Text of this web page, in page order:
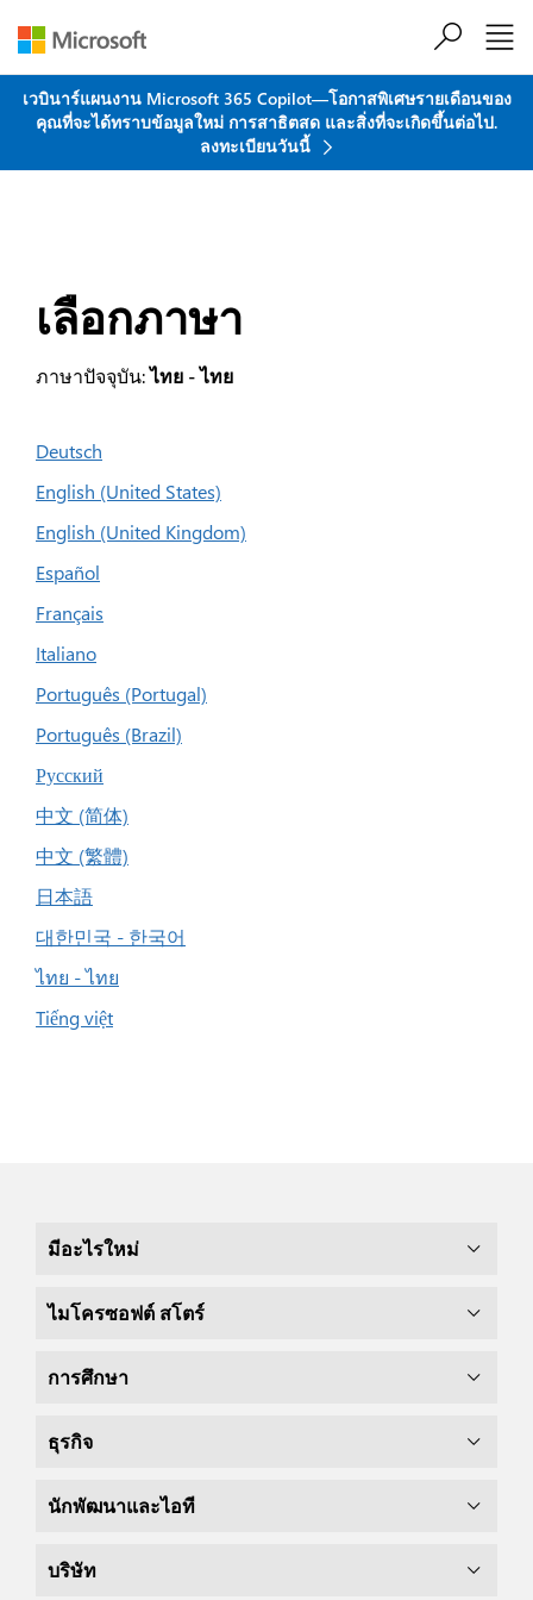
เวบินาร์แผนงาน Microsoft 365 Copilot—โอกาสพิเศษรายเดือนของ
คุณที่จะได้ทราบข้อมูลใหม่ การสาธิตสด และสิ่งที่จะเกิดขึ้นต่อไป.
ลงทะเบียนวันนี้
เลือกภาษา
ภาษาปัจจุบัน:ไทย - ไทย
Deutsch
English (United States)
English (United Kingdom)
Español
Français
Italiano
Português (Portugal)
Português (Brazil)
Русский
中文 (简体)
中文 (繁體)
日本語
대한민국 - 한국어
ไทย - ไทย
Tiếng việt
มีอะไรใหม่
ไมโครซอฟต์ สโตร์
การศึกษา
ธุรกิจ
นักพัฒนาและไอที
บริษัท